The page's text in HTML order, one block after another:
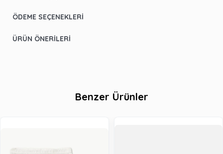
ÖDEME SEÇENEKLERI
ÜRÜN ÖNERILERI
Benzer Ürünler